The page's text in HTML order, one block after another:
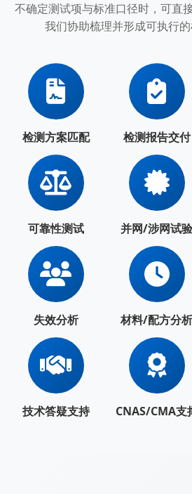
不确定测试项与标准口径时，可直
我们协助梳理并形成可执行
检测方案匹配 检测报告交付
可靠性测试 并网/涉网试验
失效分析 材料/配方分
技术答疑支持 CNAS/CMA支